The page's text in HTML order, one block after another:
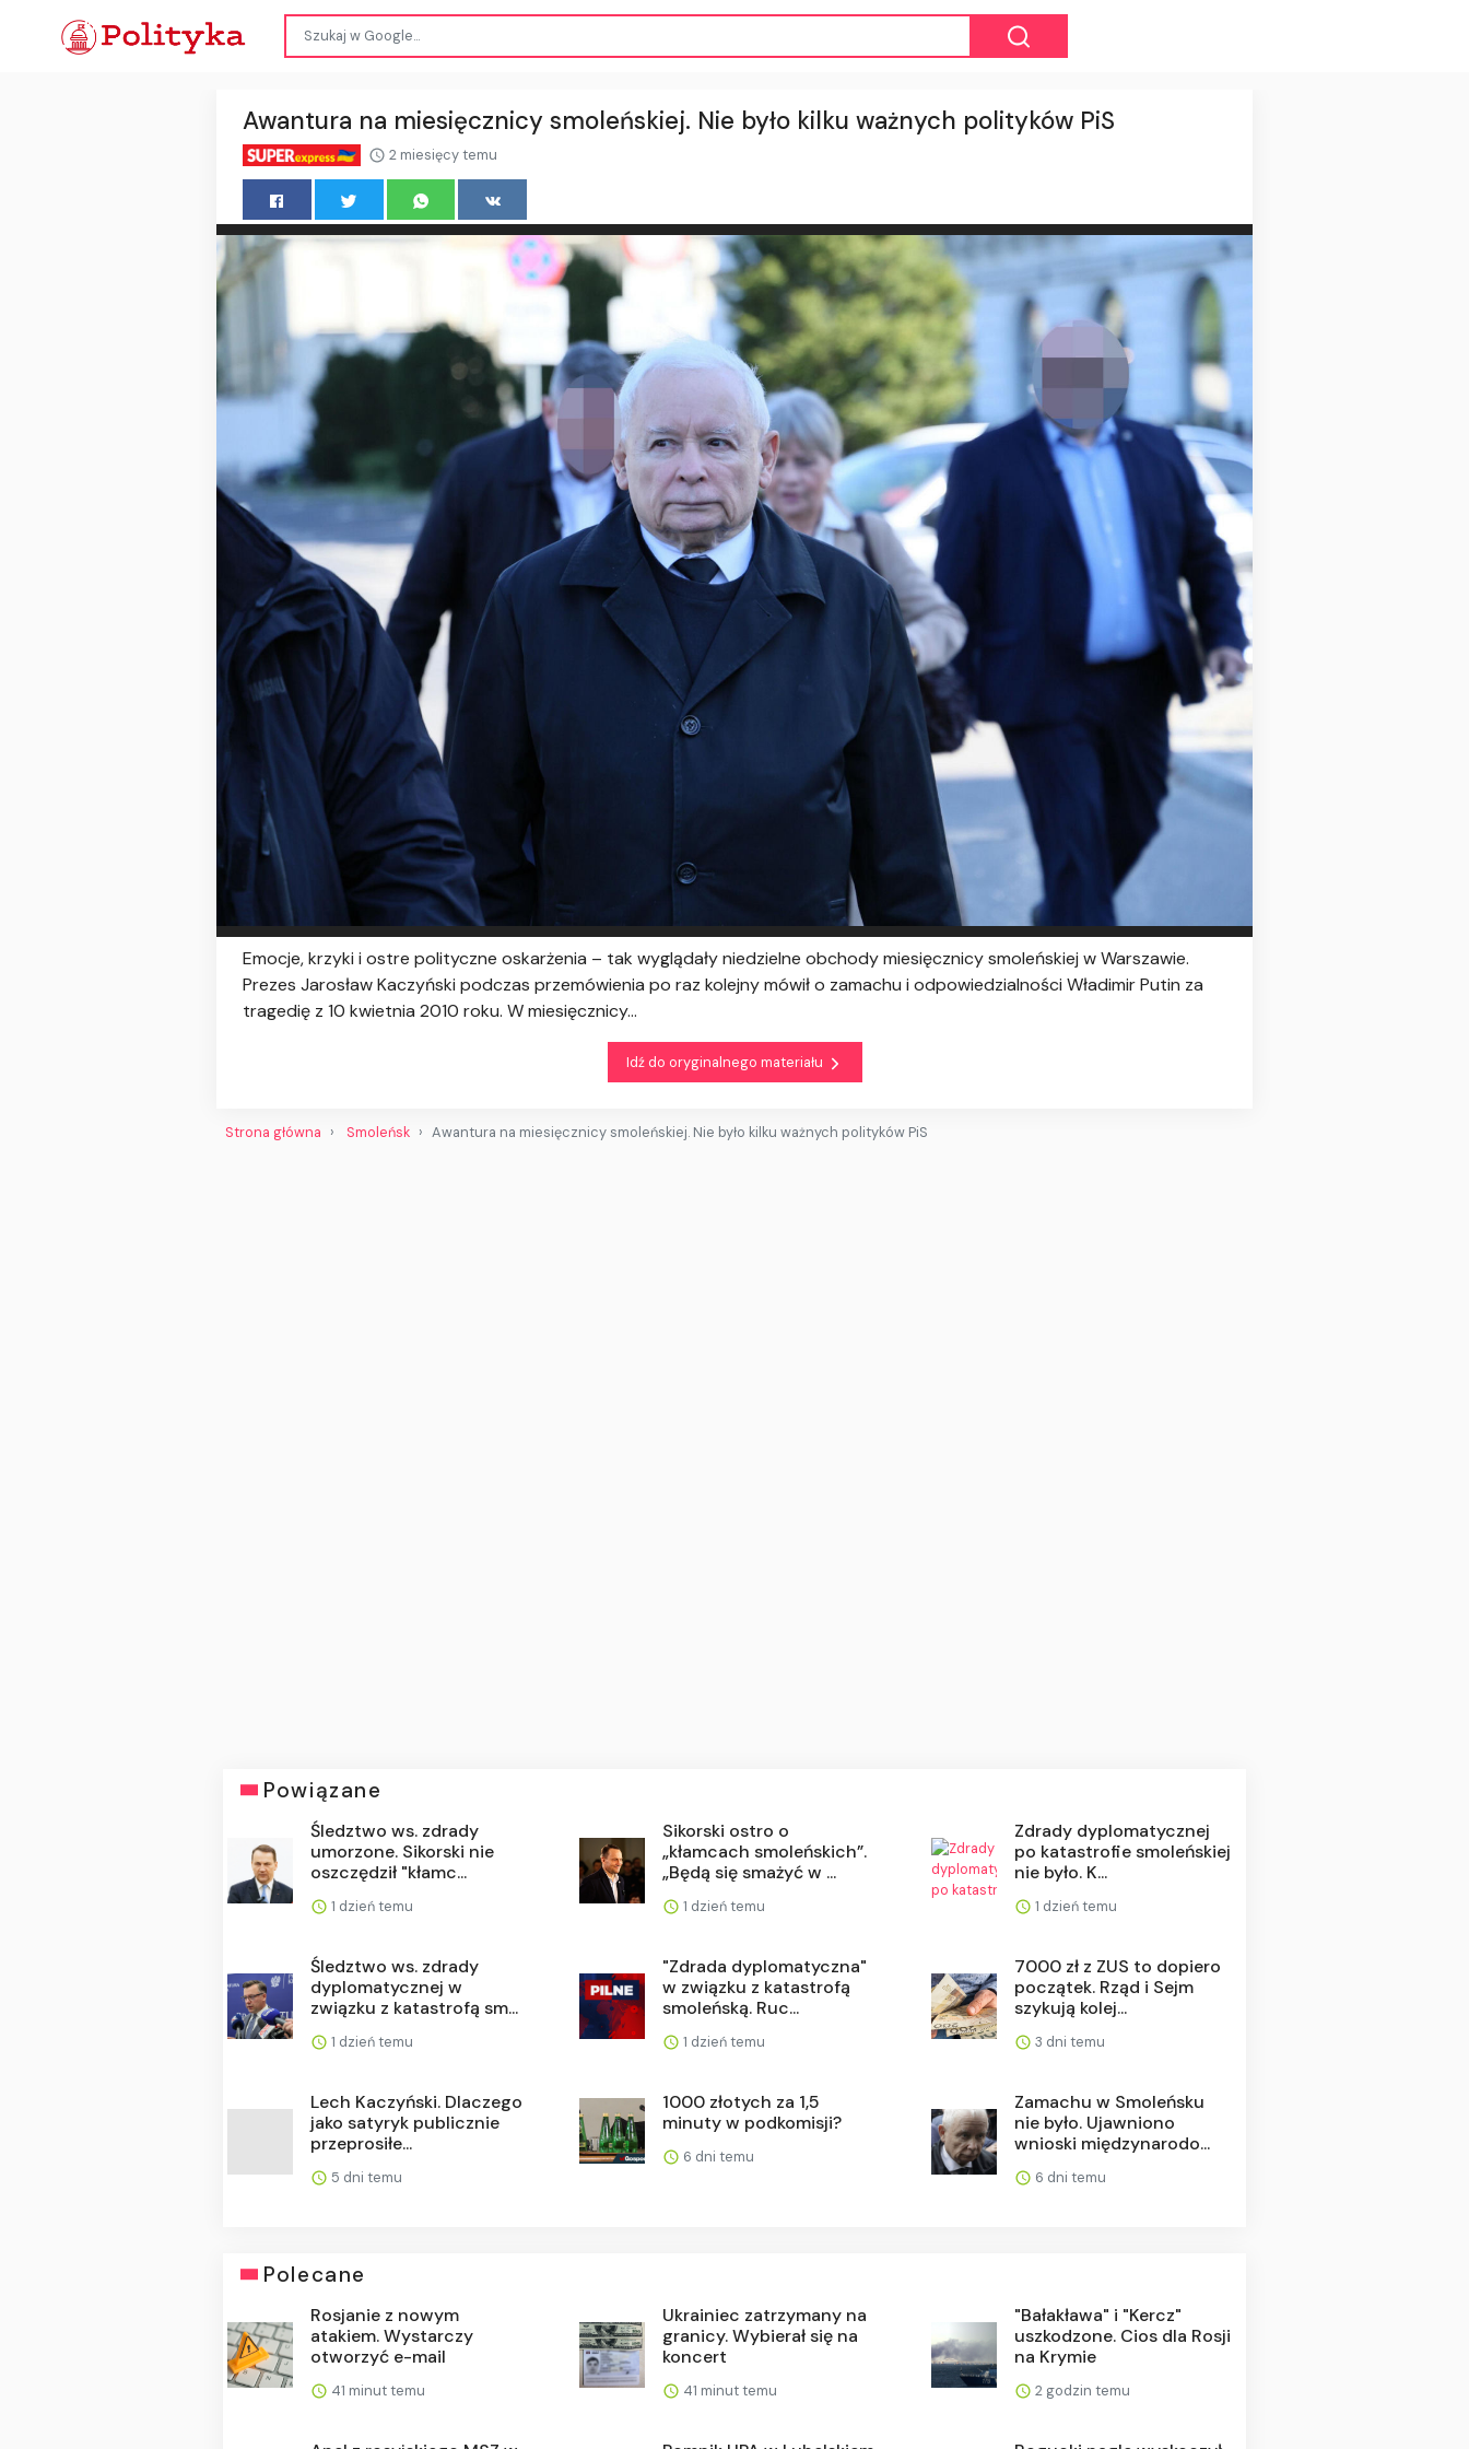
Awantura na miesięcznicy smoleńskiej. Nie było kilku ważnych polityków PiS
2 miesięcy temu
Emocje, krzyki i ostre polityczne oskarżenia – tak wyglądały niedzielne obchody miesięcznicy smoleńskiej w Warszawie.
Prezes Jarosław Kaczyński podczas przemówienia po raz kolejny mówił o zamachu i odpowiedzialności Władimir Putin za
tragedię z 10 kwietnia 2010 roku. W miesięcznicy...
Idź do oryginalnego materiału
Strona główna Smoleńsk Awantura na miesięcznicy smoleńskiej. Nie było kilku ważnych polityków PiS
Powiązane
Śledztwo ws. zdrady
umorzone. Sikorski nie
oszczędził "kłamc...
1 dzień temu
Sikorski ostro o
„kłamcach smoleńskich”.
„Będą się smażyć w ...
1 dzień temu
Zdrady dyplomatycznej
po katastrofie smoleńskiej
nie było. K...
1 dzień temu
Śledztwo ws. zdrady
dyplomatycznej w
związku z katastrofą sm...
1 dzień temu
"Zdrada dyplomatyczna"
w związku z katastrofą
smoleńską. Ruc...
1 dzień temu
7000 zł z ZUS to dopiero
początek. Rząd i Sejm
szykują kolej...
3 dni temu
Lech Kaczyński. Dlaczego
jako satyryk publicznie
przeprosiłe...
5 dni temu
1000 złotych za 1,5
minuty w podkomisji?
6 dni temu
Zamachu w Smoleńsku
nie było. Ujawniono
wnioski międzynarodo...
6 dni temu
Polecane
Rosjanie z nowym
atakiem. Wystarczy
otworzyć e-mail
41 minut temu
Ukrainiec zatrzymany na
granicy. Wybierał się na
koncert
41 minut temu
"Bałakława" i "Kercz"
uszkodzone. Cios dla Rosji
na Krymie
2 godzin temu